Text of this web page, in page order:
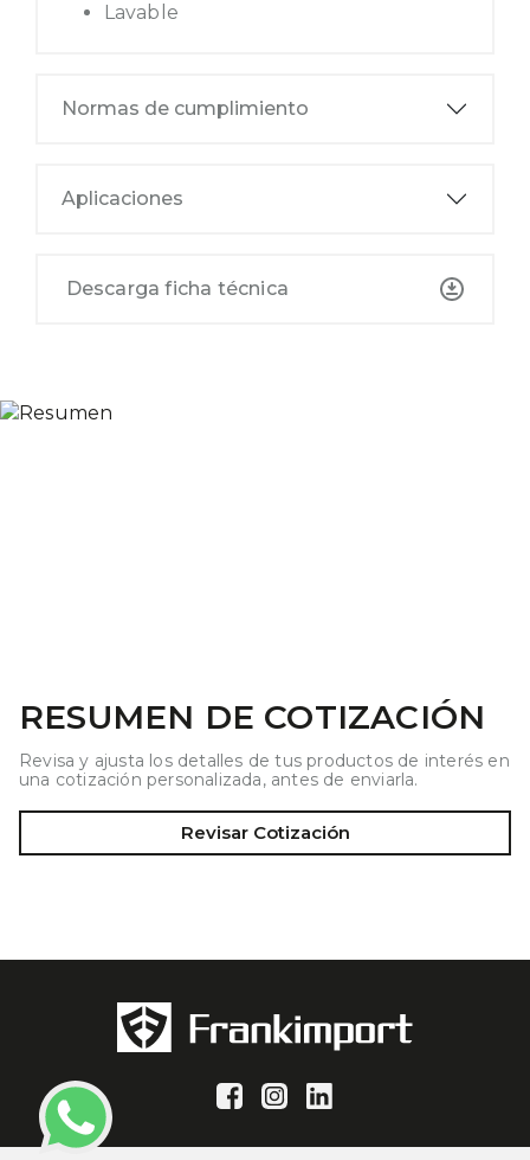
Lavable
Normas de cumplimiento
Aplicaciones
Descarga ficha técnica
RESUMEN DE COTIZACIÓN
Revisa y ajusta los detalles de tus productos de interés en
una cotización personalizada, antes de enviarla.
Revisar Cotización